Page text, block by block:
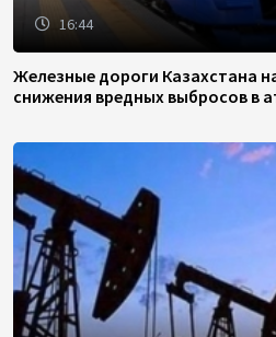
16:44
Железные дороги Казахстана
снижения вредных выбросов в